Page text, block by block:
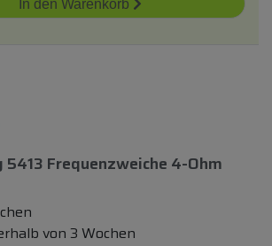
In den Warenkorb
5413 Frequenzweiche 4-Ohm
von 3 Wochen